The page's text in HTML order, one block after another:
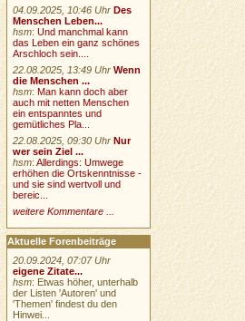
04.09.2025, 10:46 Uhr Des
Menschen Leben...
hsm:Und manchmal kann
das Leben ein ganz schönes
Arschloch sein....
22.08.2025, 13:49 Uhr Wenn
die Menschen ...
hsm:Man kann doch aber
auch mit netten Menschen
ein entspanntes und
gemütliches Pla...
22.08.2025, 09:30 Uhr Nur
wer sein Ziel ...
hsm:Allerdings: Umwege
erhöhen die Ortskenntnisse -
und sie sind wertvoll und
bereic...
weitere Kommentare ...
Aktuelle Forenbeiträge
20.09.2024, 07:07 Uhr
eigene Zitate...
hsm: Etwas höher, unterhalb
der Listen 'Autoren' und
'Themen' findest du den
Hinwei...